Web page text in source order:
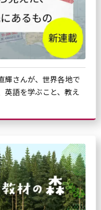
輝さんが、世界各地で
英語を学ぶこと、教え